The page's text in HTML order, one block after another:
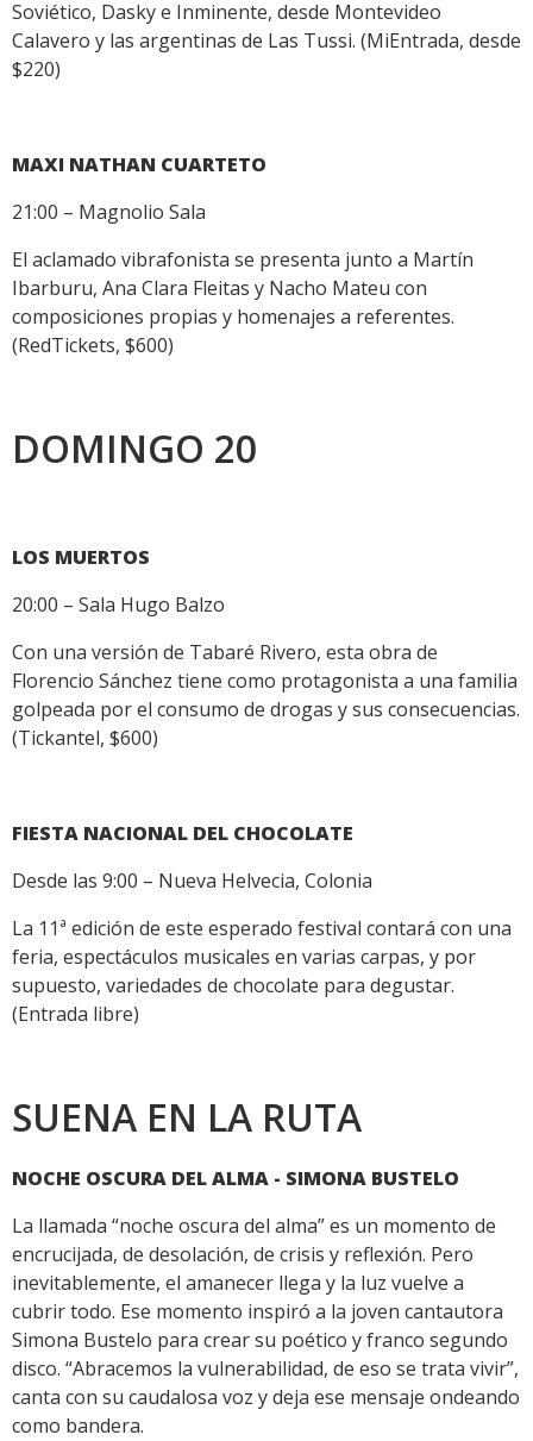
Soviético, Dasky e Inminente, desde Montevideo
Calavero y las argentinas de Las Tussi. (MiEntrada, desde
$220)
MAXI NATHAN CUARTETO
21:00 – Magnolio Sala
El aclamado vibrafonista se presenta junto a Martín
Ibarburu, Ana Clara Fleitas y Nacho Mateu con
composiciones propias y homenajes a referentes.
(RedTickets, $600)
DOMINGO 20
LOS MUERTOS
20:00 – Sala Hugo Balzo
Con una versión de Tabaré Rivero, esta obra de
Florencio Sánchez tiene como protagonista a una familia
golpeada por el consumo de drogas y sus consecuencias.
(Tickantel, $600)
FIESTA NACIONAL DEL CHOCOLATE
Desde las 9:00 – Nueva Helvecia, Colonia
La 11ª edición de este esperado festival contará con una
feria, espectáculos musicales en varias carpas, y por
supuesto, variedades de chocolate para degustar.
(Entrada libre)
SUENA EN LA RUTA
NOCHE OSCURA DEL ALMA - SIMONA BUSTELO
La llamada “noche oscura del alma” es un momento de
encrucijada, de desolación, de crisis y reflexión. Pero
inevitablemente, el amanecer llega y la luz vuelve a
cubrir todo. Ese momento inspiró a la joven cantautora
Simona Bustelo para crear su poético y franco segundo
disco. “Abracemos la vulnerabilidad, de eso se trata vivir”,
canta con su caudalosa voz y deja ese mensaje ondeando
como bandera.